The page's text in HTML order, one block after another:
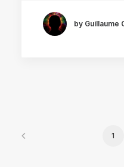
by Guillaume
1